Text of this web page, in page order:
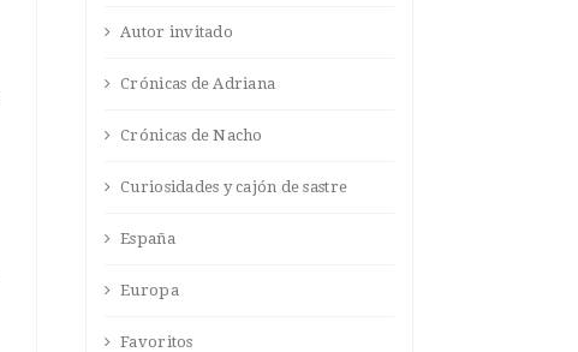
Autor invitado
Crónicas de Adriana
Crónicas de Nacho
Curiosidades y cajón de sastre
España
Europa
Favoritos